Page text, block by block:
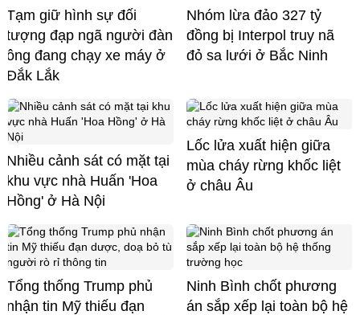
Tạm giữ hình sự đối
tượng đạp ngã người đàn
ông đang chạy xe máy ở
Đắk Lắk
Nhóm lừa đảo 327 tỷ
đồng bị Interpol truy nã
đỏ sa lưới ở Bắc Ninh
Nhiều cảnh sát có mặt tại
khu vực nhà Huấn 'Hoa
Hồng' ở Hà Nội
Lốc lửa xuất hiện giữa
mùa cháy rừng khốc liệt
ở châu Âu
Tổng thống Trump phủ
nhận tin Mỹ thiếu đạn
Ninh Bình chốt phương
án sắp xếp lại toàn bộ hệ